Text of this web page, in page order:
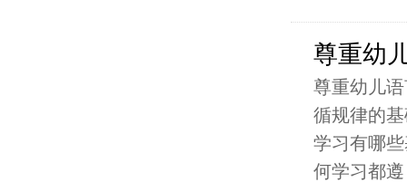
尊重幼
尊重幼儿
循规律的
学习有哪
何学习都遵